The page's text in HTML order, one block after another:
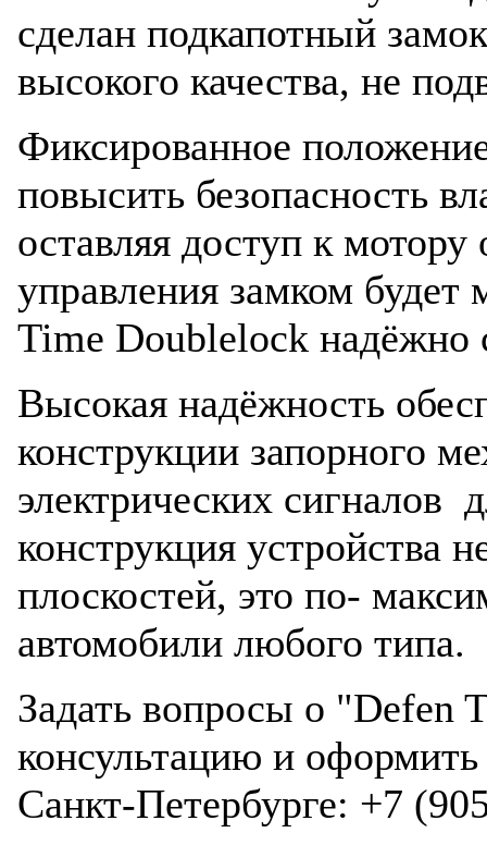
сделан подкапотный
высокого качества, не
Фиксированное
повысить безопасность
оставляя доступ к
управления замком
Time Doublelock надёжно
Высокая надёжность
конструкции запорного
электрических сигналов
конструкция устройства
плоскостей, это по-
автомобили любого типа.
Задать вопросы о "Defen
консультацию и
Санкт-Петербурге: +7